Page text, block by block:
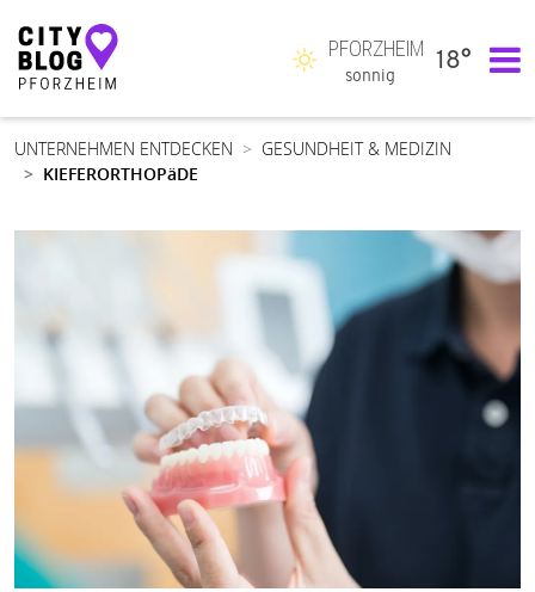
Hauptnavigation
PFORZHEIM
sonnig
18°
UNTERNEHMEN ENTDECKEN
GESUNDHEIT & MEDIZIN
KIEFERORTHOPäDE